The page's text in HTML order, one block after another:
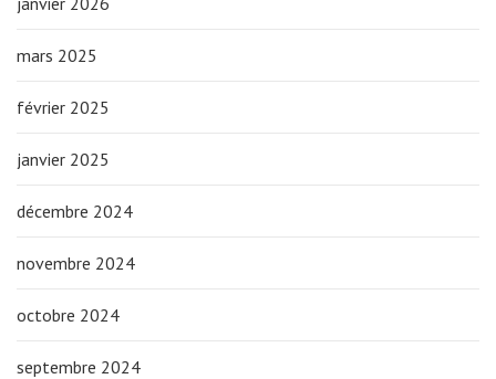
mars 2025
février 2025
janvier 2025
décembre 2024
novembre 2024
octobre 2024
septembre 2024